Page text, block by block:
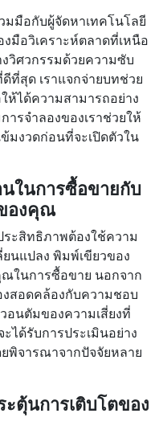
มือกับผู้จัดหาเทคโนโลยี
มือวิเคราะห์ตลาดที่เหนือ
วิศวกรรมด้วยความซับ
ที่สุด เราแจกจ่ายบทช่วย
ได้ความสามารถอย่าง
ารจําลองของเราช่วยให้
งวดก่อนที่จะเปิดตัวใน
ในการซื้อขายกับ
องคุณ
ะสิทธิภาพต้องใช้ความ
นแปลง พิมพ์เขียวของ
ในการซื้อขาย นอกจาก
งสอดคล้องกับความชอบ
อนตัมของความเสี่ยงที่
ได้รับการประเมินอย่าง
พิจารณาจากปัจจัยหลาย
ตุ้นการเติบโตของ